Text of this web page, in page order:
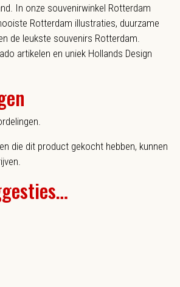
In onze souvenirwinkel Rotterdam
Rotterdam illustraties, duurzame
de leukste souvenirs Rotterdam.
artikelen en uniek Hollands Design
die dit product gekocht hebben, kunnen